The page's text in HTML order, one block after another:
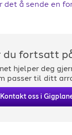
det å sende en
du fortsatt
hjelper deg
passer til ditt
Kontakt oss i